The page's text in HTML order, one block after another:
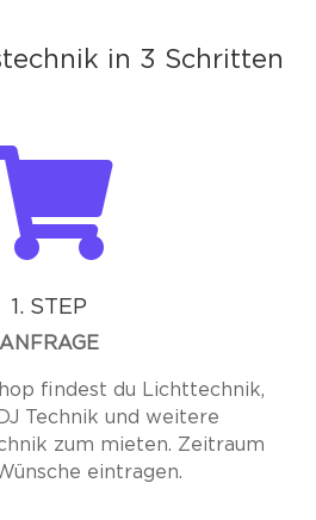
in 3 Schritten

1. STEP
ANFRAGE
findest du Lichttechnik,
Technik und weitere
zum mieten. Zeitraum
eintragen.